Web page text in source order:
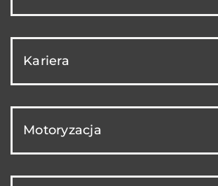
Kariera
Motoryzacja